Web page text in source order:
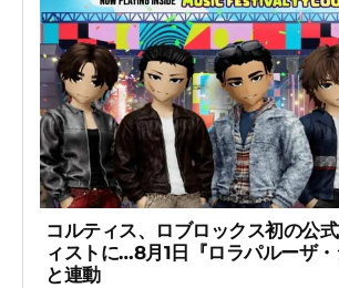
コルティス、ロブロックス初の公
ィストに…8月1日『ロラパルーザ
と連動